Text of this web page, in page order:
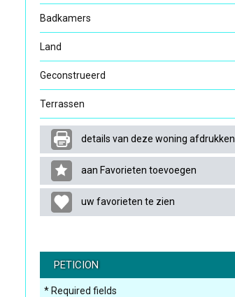
Badkamers
Land
Geconstrueerd
Terrassen
details van deze woning afdrukken
aan Favorieten toevoegen
uw favorieten te zien
PETICION
* Required fields